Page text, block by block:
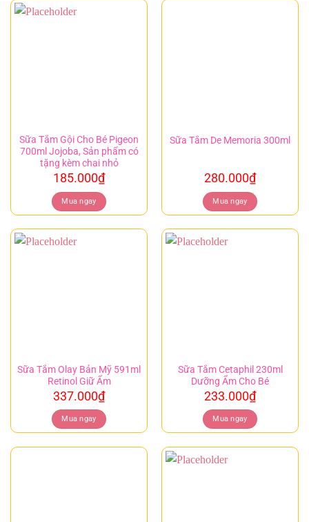
Sữa Tắm Gội Cho Bé Pigeon
700ml Jojoba, Sản phẩm có
tặng kèm chai nhỏ
185.000₫
Mua ngay
Sữa Tắm De Memoria 300ml
280.000₫
Mua ngay
Sữa Tắm Olay Bản Mỹ 591ml
Retinol Giữ Ẩm
337.000₫
Mua ngay
Sữa Tắm Cetaphil 230ml
Dưỡng Ẩm Cho Bé
233.000₫
Mua ngay